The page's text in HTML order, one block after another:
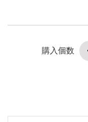
購入個数